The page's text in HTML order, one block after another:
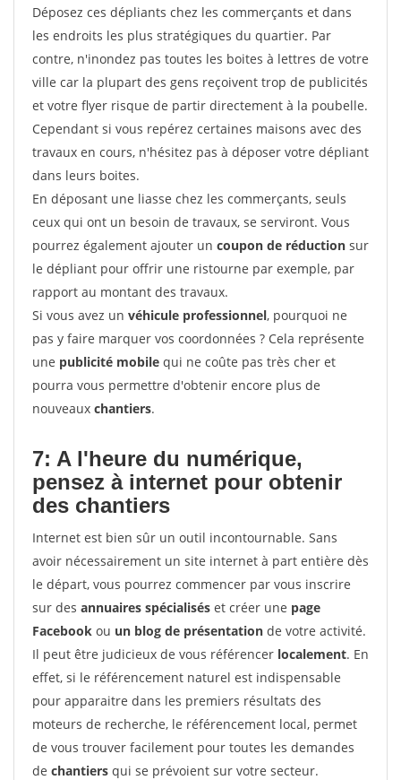
Déposez ces dépliants chez les commerçants et dans
les endroits les plus stratégiques du quartier. Par
contre, n'inondez pas toutes les boites à lettres de votre
ville car la plupart des gens reçoivent trop de publicités
et votre flyer risque de partir directement à la poubelle.
Cependant si vous repérez certaines maisons avec des
travaux en cours, n'hésitez pas à déposer votre dépliant
dans leurs boites.
En déposant une liasse chez les commerçants, seuls
ceux qui ont un besoin de travaux, se serviront. Vous
pourrez également ajouter un coupon de réduction sur
le dépliant pour offrir une ristourne par exemple, par
rapport au montant des travaux.
Si vous avez un véhicule professionnel, pourquoi ne
pas y faire marquer vos coordonnées ? Cela représente
une publicité mobile qui ne coûte pas très cher et
pourra vous permettre d'obtenir encore plus de
nouveaux chantiers.
7: A l'heure du numérique,
pensez à internet pour obtenir
des chantiers
Internet est bien sûr un outil incontournable. Sans
avoir nécessairement un site internet à part entière dès
le départ, vous pourrez commencer par vous inscrire
sur des annuaires spécialisés et créer une page
Facebook ou un blog de présentation de votre activité.
Il peut être judicieux de vous référencer localement. En
effet, si le référencement naturel est indispensable
pour apparaitre dans les premiers résultats des
moteurs de recherche, le référencement local, permet
de vous trouver facilement pour toutes les demandes
de chantiers qui se prévoient sur votre secteur.